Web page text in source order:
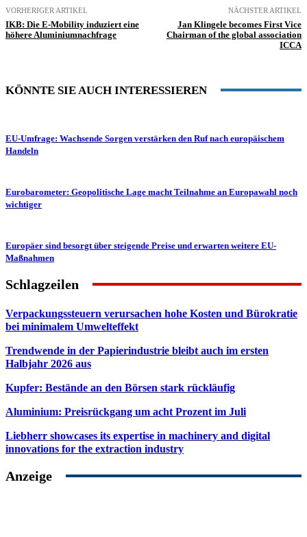
VORHERIGER ARTIKEL
IKB: Die E-Mobility induziert eine
höhere Aluminiumnachfrage
NÄCHSTER ARTIKEL
Jan Klingele becomes First Vice
Chairman of the global association
ICCA
KÖNNTE SIE AUCH INTERESSIEREN
EU-Umfrage: Wachsende Sorgen verstärken den Ruf nach europäischem
Handeln
Eurobarometer: Geopolitische Lage macht Teilnahme an Europawahl noch
wichtiger
Europäer sind besorgt über steigende Preise und erwarten weitere EU-
Maßnahmen
Schlagzeilen
Verpackungssteuern verursachen hohe Kosten und Bürokratie
bei minimalem Umwelteffekt
Trendwende in der Papierindustrie bleibt auch im ersten
Halbjahr 2026 aus
Kupfer: Bestände an den Börsen stark rückläufig
Aluminium: Preisrückgang um acht Prozent im Juli
Liebherr showcases its expertise in machinery and digital
innovations for the extraction industry
Anzeige